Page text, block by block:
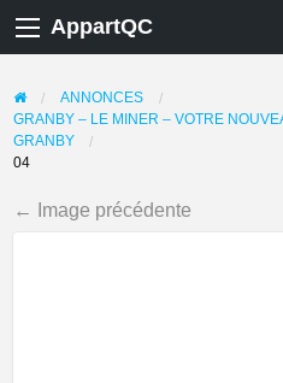
AppartQC
ANNONCES
GRANBY – LE MINER – VOTRE
GRANBY
04
← Image précédente